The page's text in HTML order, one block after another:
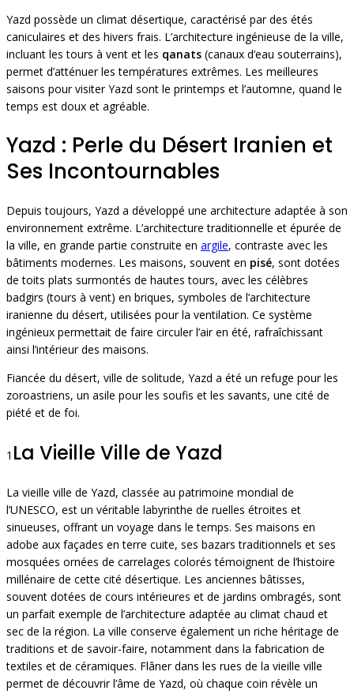
Yazd possède un climat désertique, caractérisé par des étés
caniculaires et des hivers frais. L’architecture ingénieuse de la ville,
incluant les tours à vent et les qanats (canaux d’eau souterrains),
permet d’atténuer les températures extrêmes. Les meilleures
saisons pour visiter Yazd sont le printemps et l’automne, quand le
temps est doux et agréable.
Yazd : Perle du Désert Iranien et
Ses Incontournables
Depuis toujours, Yazd a développé une architecture adaptée à son
environnement extrême. L’architecture traditionnelle et épurée de
la ville, en grande partie construite en argile, contraste avec les
bâtiments modernes. Les maisons, souvent en pisé, sont dotées
de toits plats surmontés de hautes tours, avec les célèbres
badgirs (tours à vent) en briques, symboles de l’architecture
iranienne du désert, utilisées pour la ventilation. Ce système
ingénieux permettait de faire circuler l’air en été, rafraîchissant
ainsi l’intérieur des maisons.
Fiancée du désert, ville de solitude, Yazd a été un refuge pour les
zoroastriens, un asile pour les soufis et les savants, une cité de
piété et de foi.
1 La Vieille Ville de Yazd
La vieille ville de Yazd, classée au patrimoine mondial de
l’UNESCO, est un véritable labyrinthe de ruelles étroites et
sinueuses, offrant un voyage dans le temps. Ses maisons en
adobe aux façades en terre cuite, ses bazars traditionnels et ses
mosquées ornées de carrelages colorés témoignent de l’histoire
millénaire de cette cité désertique. Les anciennes bâtisses,
souvent dotées de cours intérieures et de jardins ombragés, sont
un parfait exemple de l’architecture adaptée au climat chaud et
sec de la région. La ville conserve également un riche héritage de
traditions et de savoir-faire, notamment dans la fabrication de
textiles et de céramiques. Flâner dans les rues de la vieille ville
permet de découvrir l’âme de Yazd, où chaque coin révèle un